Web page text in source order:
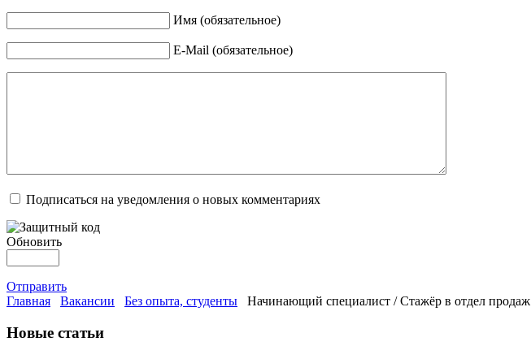
Имя (обязательное)
E-Mail (обязательное)
Подписаться на уведомления о новых комментариях
Обновить
Отправить
Главная
Вакансии Без опыта, студенты Начинающий специалист / Стажёр в отдел продаж
Новые статьи